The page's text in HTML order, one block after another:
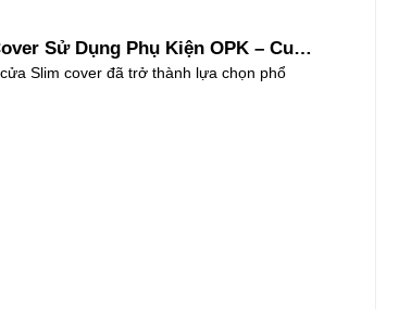
Sử Dụng Phụ Kiện OPK – Cung
Rẻ Hà Nội
Slim cover đã trở thành lựa chọn phổ